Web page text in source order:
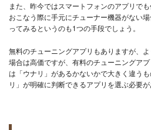
また、昨今ではスマートフォンのアプリで
おこなう際に手元にチューナー機器がない
ってみるというのも1つの手段でしょう。
無料のチューニングアプリもありますが、
場合は高価ですが、有料のチューニングア
は「ウナリ」があるかないかで大きく違う
リ」が明確に判断できるアプリを選ぶ必要が